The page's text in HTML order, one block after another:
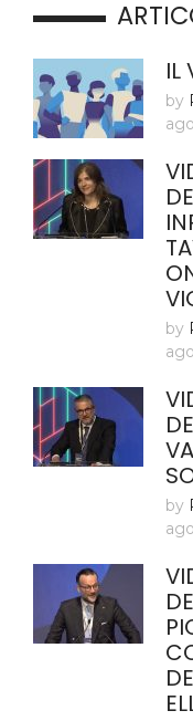
IL
by
ago
by
ago
by
ago